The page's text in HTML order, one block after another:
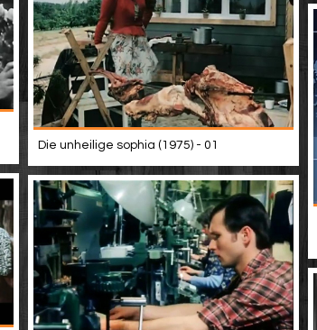
Die unheilige sophia (1975) - 01